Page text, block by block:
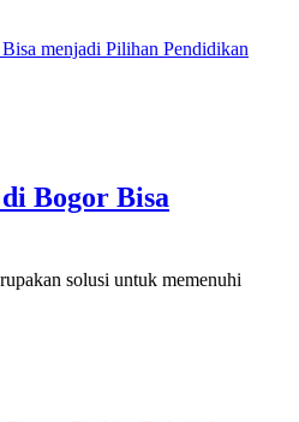
Bogor Bisa
solusi untuk memenuhi